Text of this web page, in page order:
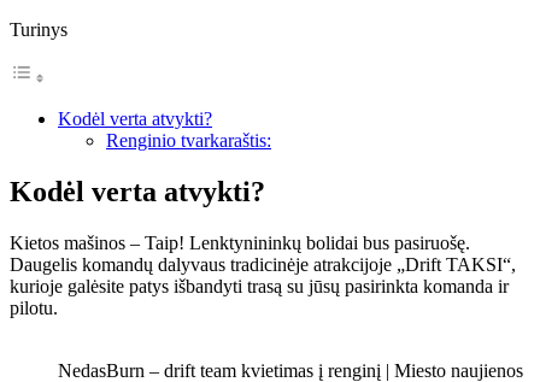
Turinys
Kodėl verta atvykti?
Renginio tvarkaraštis:
Kodėl verta atvykti?
Kietos mašinos – Taip! Lenktynininkų bolidai bus pasiruošę.
Daugelis komandų dalyvaus tradicinėje atrakcijoje „Drift TAKSI“,
kurioje galėsite patys išbandyti trasą su jūsų pasirinkta komanda ir
pilotu.
NedasBurn – drift team kvietimas į renginį | Miesto naujienos